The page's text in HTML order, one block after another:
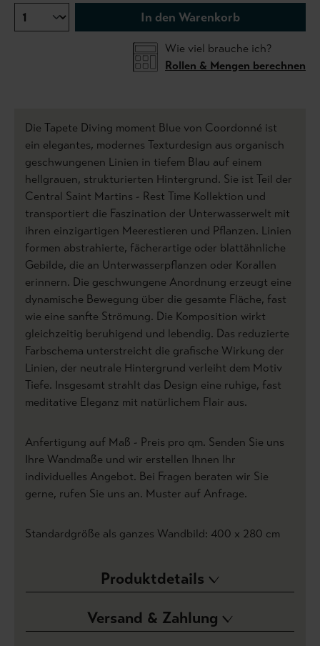
In den Warenkorb
Wie viel brauche ich?
Rollen & Mengen berechnen
Die Tapete Diving moment Blue von Coordonné ist
ein elegantes, modernes Texturdesign aus organisch
geschwungenen Linien in tiefem Blau auf einem
hellgrauen, strukturierten Hintergrund. Sie ist Teil der
Central Saint Martins - Rest Time Kollektion und
transportiert die Faszination der Unterwasserwelt mit
ihren einzigartigen Meerestieren und Pflanzen. Linien
formen abstrahierte, fächerartige oder blattähnliche
Gebilde, die an Unterwasserpflanzen oder Korallen
erinnern. Die geschwungene Anordnung erzeugt eine
dynamische Bewegung über die gesamte Fläche, fast
wie eine sanfte Strömung. Die Komposition wirkt
gleichzeitig beruhigend und lebendig. Das reduzierte
Farbschema unterstreicht die grafische Wirkung der
Linien, der neutrale Hintergrund verleiht dem Motiv
Tiefe. Insgesamt strahlt das Design eine ruhige, fast
meditative Eleganz mit natürlichem Flair aus.
Anfertigung auf Maß - Preis pro qm. Senden Sie uns
Ihre Wandmaße und wir erstellen Ihnen Ihr
individuelles Angebot. Bei Fragen beraten wir Sie
gerne, rufen Sie uns an. Muster auf Anfrage.
Standardgröße als ganzes Wandbild: 400 x 280 cm
Produktdetails
Versand & Zahlung